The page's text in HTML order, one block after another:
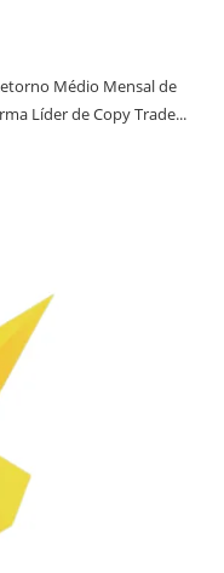
Médio Mensal de
Líder de Copy Trade...